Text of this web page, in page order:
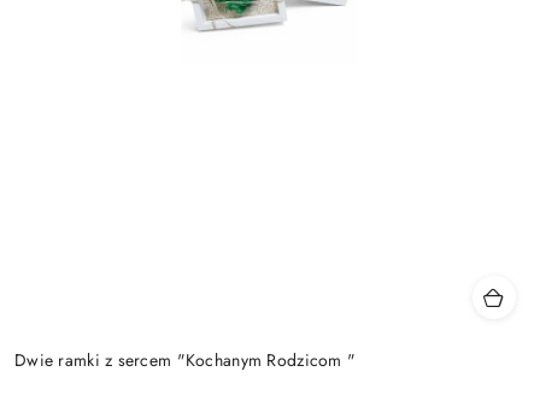
Dwie ramki z sercem "Kochanym Rodzicom "